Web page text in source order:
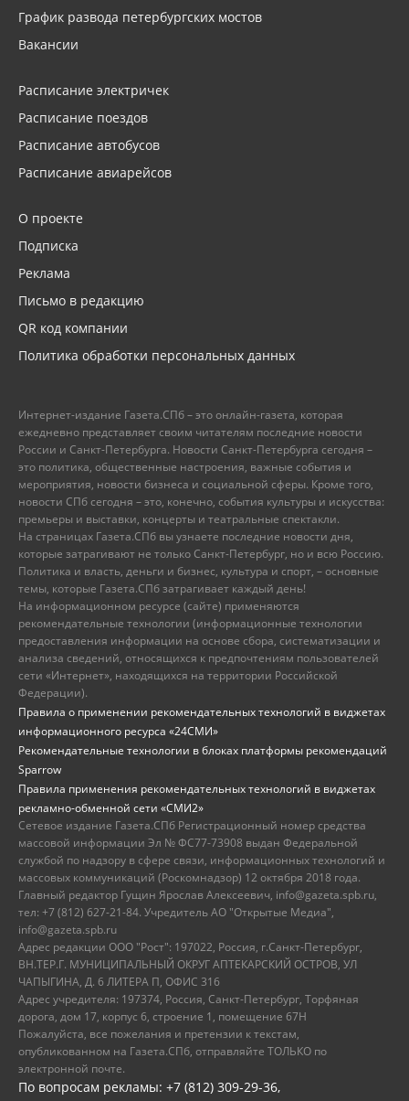
График развода петербургских мостов
Вакансии
Расписание электричек
Расписание поездов
Расписание автобусов
Расписание авиарейсов
О проекте
Подписка
Реклама
Письмо в редакцию
QR код компании
Политика обработки персональных данных
Интернет-издание Газета.СПб – это онлайн-газета, которая
ежедневно представляет своим читателям последние новости
России и Санкт-Петербурга. Новости Санкт-Петербурга сегодня –
это политика, общественные настроения, важные события и
мероприятия, новости бизнеса и социальной сферы. Кроме того,
новости СПб сегодня – это, конечно, события культуры и искусства:
премьеры и выставки, концерты и театральные спектакли.
На страницах Газета.СПб вы узнаете последние новости дня,
которые затрагивают не только Санкт-Петербург, но и всю Россию.
Политика и власть, деньги и бизнес, культура и спорт, – основные
темы, которые Газета.СПб затрагивает каждый день!
На информационном ресурсе (сайте) применяются
рекомендательные технологии (информационные технологии
предоставления информации на основе сбора, систематизации и
анализа сведений, относящихся к предпочтениям пользователей
сети «Интернет», находящихся на территории Российской
Федерации).
Правила о применении рекомендательных технологий в виджетах
информационного ресурса «24СМИ»
Рекомендательные технологии в блоках платформы рекомендаций
Sparrow
Правила применения рекомендательных технологий в виджетах
рекламно-обменной сети «СМИ2»
Сетевое издание Газета.СПб Регистрационный номер средства
массовой информации Эл № ФС77-73908 выдан Федеральной
службой по надзору в сфере связи, информационных технологий и
массовых коммуникаций (Роскомнадзор) 12 октября 2018 года.
Главный редактор Гущин Ярослав Алексеевич, info@gazeta.spb.ru,
тел: +7 (812) 627-21-84. Учредитель АО "Открытые Медиа",
info@gazeta.spb.ru
Адрес редакции ООО "Рост": 197022, Россия, г.Санкт-Петербург,
ВН.ТЕР.Г. МУНИЦИПАЛЬНЫЙ ОКРУГ АПТЕКАРСКИЙ ОСТРОВ, УЛ
ЧАПЫГИНА, Д. 6 ЛИТЕРА П, ОФИС 316
Адрес учредителя: 197374, Россия, Санкт-Петербург, Торфяная
дорога, дом 17, корпус 6, строение 1, помещение 67Н
Пожалуйста, все пожелания и претензии к текстам,
опубликованном на Газета.СПб, отправляйте ТОЛЬКО по
электронной почте.
По вопросам рекламы: +7 (812) 309-29-36,